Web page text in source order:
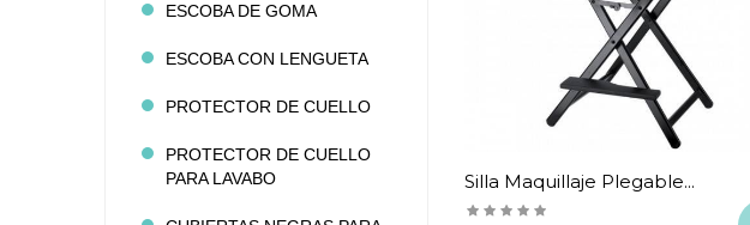
ESCOBA DE GOMA
ESCOBA CON LENGUETA
PROTECTOR DE CUELLO
PROTECTOR DE CUELLO
PARA LAVABO
Silla Maquillaje Plegable...